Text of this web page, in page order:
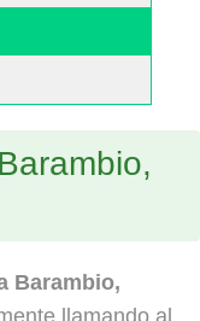
Barambio,